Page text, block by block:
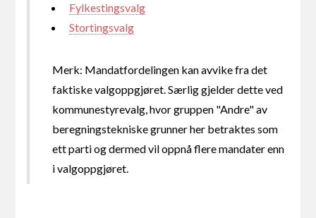
Fylkestingsvalg
Stortingsvalg
Merk: Mandatfordelingen kan avvike fra det
faktiske valgoppgjøret. Særlig gjelder dette ved
kommunestyrevalg, hvor gruppen "Andre" av
beregningstekniske grunner her betraktes som
ett parti og dermed vil oppnå flere mandater enn
i valgoppgjøret.